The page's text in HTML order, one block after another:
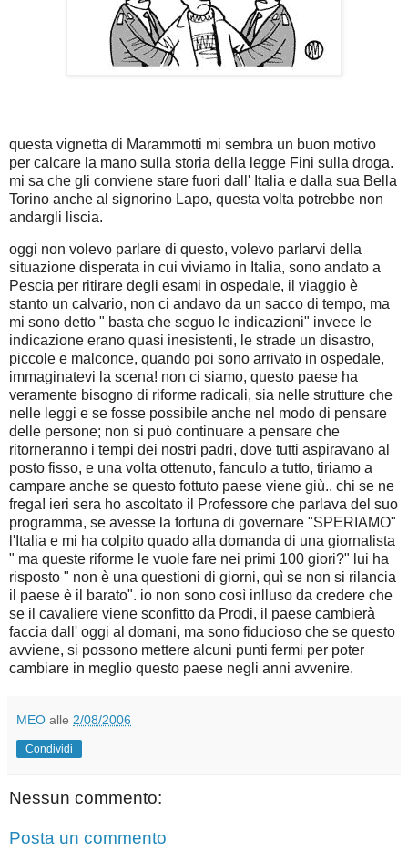
questa vignetta di Marammotti mi sembra un buon motivo
per calcare la mano sulla storia della legge Fini sulla droga.
mi sa che gli conviene stare fuori dall' Italia e dalla sua Bella
Torino anche al signorino Lapo, questa volta potrebbe non
andargli liscia.
oggi non volevo parlare di questo, volevo parlarvi della
situazione disperata in cui viviamo in Italia, sono andato a
Pescia per ritirare degli esami in ospedale, il viaggio è
stanto un calvario, non ci andavo da un sacco di tempo, ma
mi sono detto " basta che seguo le indicazioni" invece le
indicazione erano quasi inesistenti, le strade un disastro,
piccole e malconce, quando poi sono arrivato in ospedale,
immaginatevi la scena! non ci siamo, questo paese ha
veramente bisogno di riforme radicali, sia nelle strutture che
nelle leggi e se fosse possibile anche nel modo di pensare
delle persone; non si può continuare a pensare che
ritorneranno i tempi dei nostri padri, dove tutti aspiravano al
posto fisso, e una volta ottenuto, fanculo a tutto, tiriamo a
campare anche se questo fottuto paese viene giù.. chi se ne
frega! ieri sera ho ascoltato il Professore che parlava del suo
programma, se avesse la fortuna di governare "SPERIAMO"
l'Italia e mi ha colpito quado alla domanda di una giornalista
" ma queste riforme le vuole fare nei primi 100 giori?" lui ha
risposto " non è una questioni di giorni, quì se non si rilancia
il paese è il barato". io non sono così inlluso da credere che
se il cavaliere viene sconfitto da Prodi, il paese cambierà
faccia dall' oggi al domani, ma sono fiducioso che se questo
avviene, si possono mettere alcuni punti fermi per poter
cambiare in meglio questo paese negli anni avvenire.
MEO alle 2/08/2006
Condividi
Nessun commento:
Posta un commento